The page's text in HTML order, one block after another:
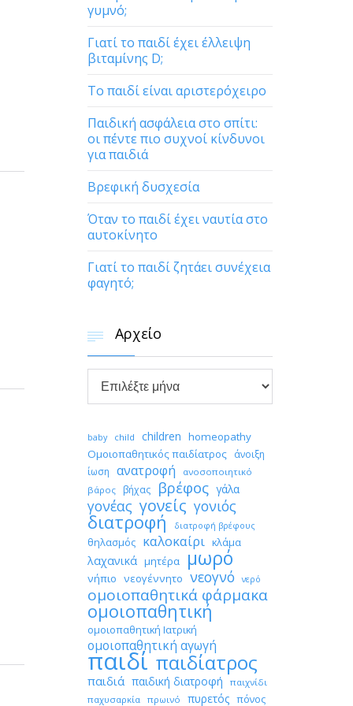
γυμνό;
Γιατί το παιδί έχει έλλειψη
βιταμίνης D;
Το παιδί είναι αριστερόχειρο
Παιδική ασφάλεια στο σπίτι:
οι πέντε πιο συχνοί κίνδυνοι
για παιδιά
Βρεφική δυσχεσία
Όταν το παιδί έχει ναυτία στο
αυτοκίνητο
Γιατί το παιδί ζητάει συνέχεια
φαγητό;
 Αρχείο
Αρχείο
baby child children homeopathy
Ομοιοπαθητικός παιδίατρος άνοιξη
ίωση ανατροφή
ανοσοποιητικό
βάρος
βήχας βρέφος γάλα
γονέας γονείς γονιός
διατροφή διατροφή βρέφους
θηλασμός καλοκαίρι κλάμα
λαχανικά μητέρα μωρό
νήπιο νεογέννητο νεογνό νερό
ομοιοπαθητικά φάρμακα
ομοιοπαθητική
ομοιοπαθητική Ιατρική
ομοιοπαθητική αγωγή
παιδί παιδίατρος
παιδιά παιδική διατροφή
παιχνίδι
παχυσαρκία πρωινό πυρετός πόνος